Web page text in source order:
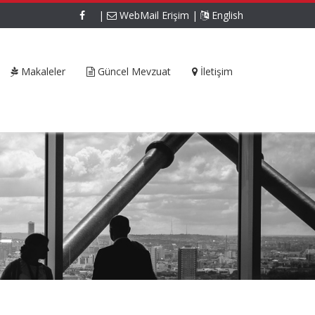
| WebMail Erişim | English
Makaleler Güncel Mevzuat İletişim